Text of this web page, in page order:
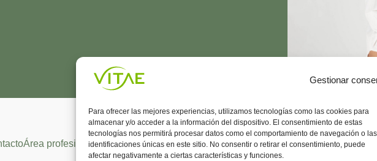
Gestionar
Para ofrecer las mejores experiencias, utilizamos tecnologías como las cookies para
almacenar y/o acceder a la información del dispositivo. El consentimiento de estas
tecnologías nos permitirá procesar datos como el comportamiento de navegación o las
identificaciones únicas en este sitio. No consentir o retirar el consentimiento, puede
afectar negativamente a ciertas características y funciones.
Área profesional